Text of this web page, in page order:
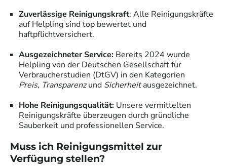
Zuverlässige Reinigungskraft: Alle Reinigungskräfte
auf Helpling sind top bewertet und
haftpflichtversichert.
Ausgezeichneter Service: Bereits 2024 wurde
Helpling von der Deutschen Gesellschaft für
Verbraucherstudien (DtGV) in den Kategorien
Preis, Transparenzund Sicherheitausgezeichnet.
Hohe Reinigungsqualität: Unsere vermittelten
Reinigungskräfte überzeugen durch gründliche
Sauberkeit und professionellen Service.
Muss ich Reinigungsmittel zur
Verfügung stellen?